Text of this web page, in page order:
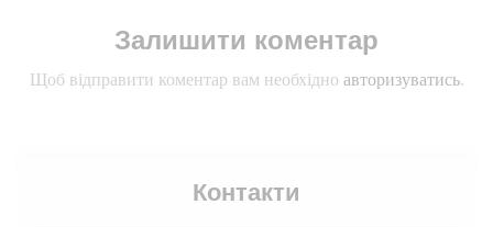
Залишити коментар
Щоб відправити коментар вам необхідно авторизуватись.
Контакти